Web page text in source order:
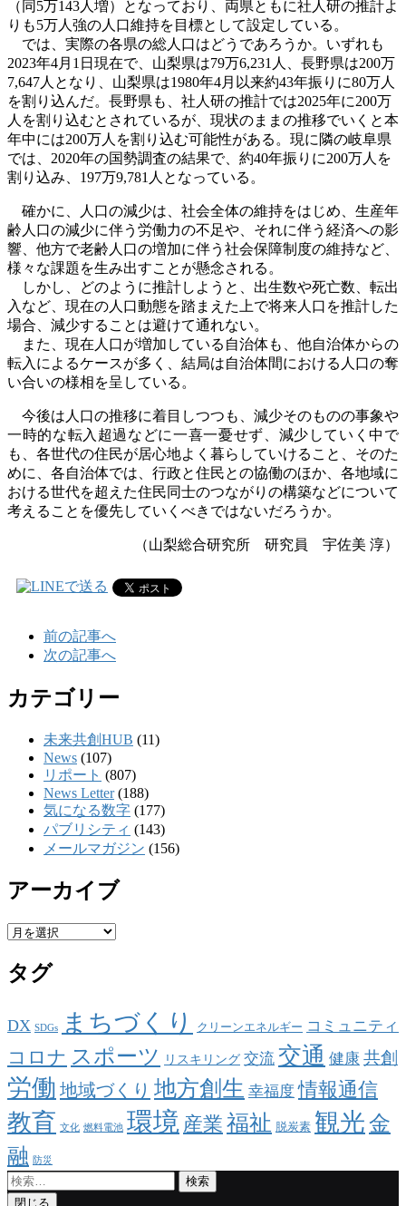
（同 5万143人増）となっており、両県ともに社人研の推計よ
りも5万人強の人口維持を目標として設定している。
では、実際の各県の総人口はどうであろうか。いずれも
2023年4月 1 日現在で、山梨県は79万6,231 人、長野県は200万
7,647人となり、山梨県は1980年4月以来約43年振りに80万人
を割り込んだ。長野県も、社人研の推計では2025年に200万
人を割り込むとされているが、現状のままの推移でいくと本
年中には200万人を割り込む可能性がある。現に隣の岐阜県
では、 2020年の国勢調査の結果で、約40年振りに200万人を
割り込み、 197万9,781 人となっている。
確かに、人口の減少は、社会全体の維持をはじめ、生産年
齢人口の減少に伴う労働力の不足や、それに伴う経済への影
響、他方で老齢人口の増加に伴う社会保障制度の維持など、
様々な課題を生み出すことが懸念される。
しかし、どのように推計しようと、出生数や死亡数、転出
入など、現在の人口動態を踏まえた上で将来人口を推計した
場合、減少することは避けて通れない。
また、現在人口が増加している自治体も、他自治体からの
転入によるケースが多く、結局は自治体間における人口の奪
い合いの様相を呈している。
今後は人口の推移に着目しつつも、減少そのものの事象や
一時的な転入超過などに一喜一憂せず、減少していく中で
も、各世代の住民が居心地よく暮らしていけること、そのた
めに、各自治体では、行政と住民との協働のほか、各地域に
おける世代を超えた住民同士のつながりの構築などについて
考えることを優先していくべきではないだろうか。
（山梨総合研究所 研究員 宇佐美 淳）
前の記事へ
次の記事へ
カテゴリー
未来共創HUB (11)
News (107)
リポート (807)
News Letter(188)
気になる数字 (177)
パブリシティ (143)
メールマガジン (156)
アーカイブ
ア
カ
イ
タグ
DX SDGs まちづくり クリーンエネルギー コミュニティ
コロナ スポーツ リスキリング 交流 交通 健康 共創
労働 地域づくり 地方創生 幸福度 情報通信
教育 文化 燃料電池 環境 産業 福祉 脱炭素 観光金
融
防災
検
索:閉じる